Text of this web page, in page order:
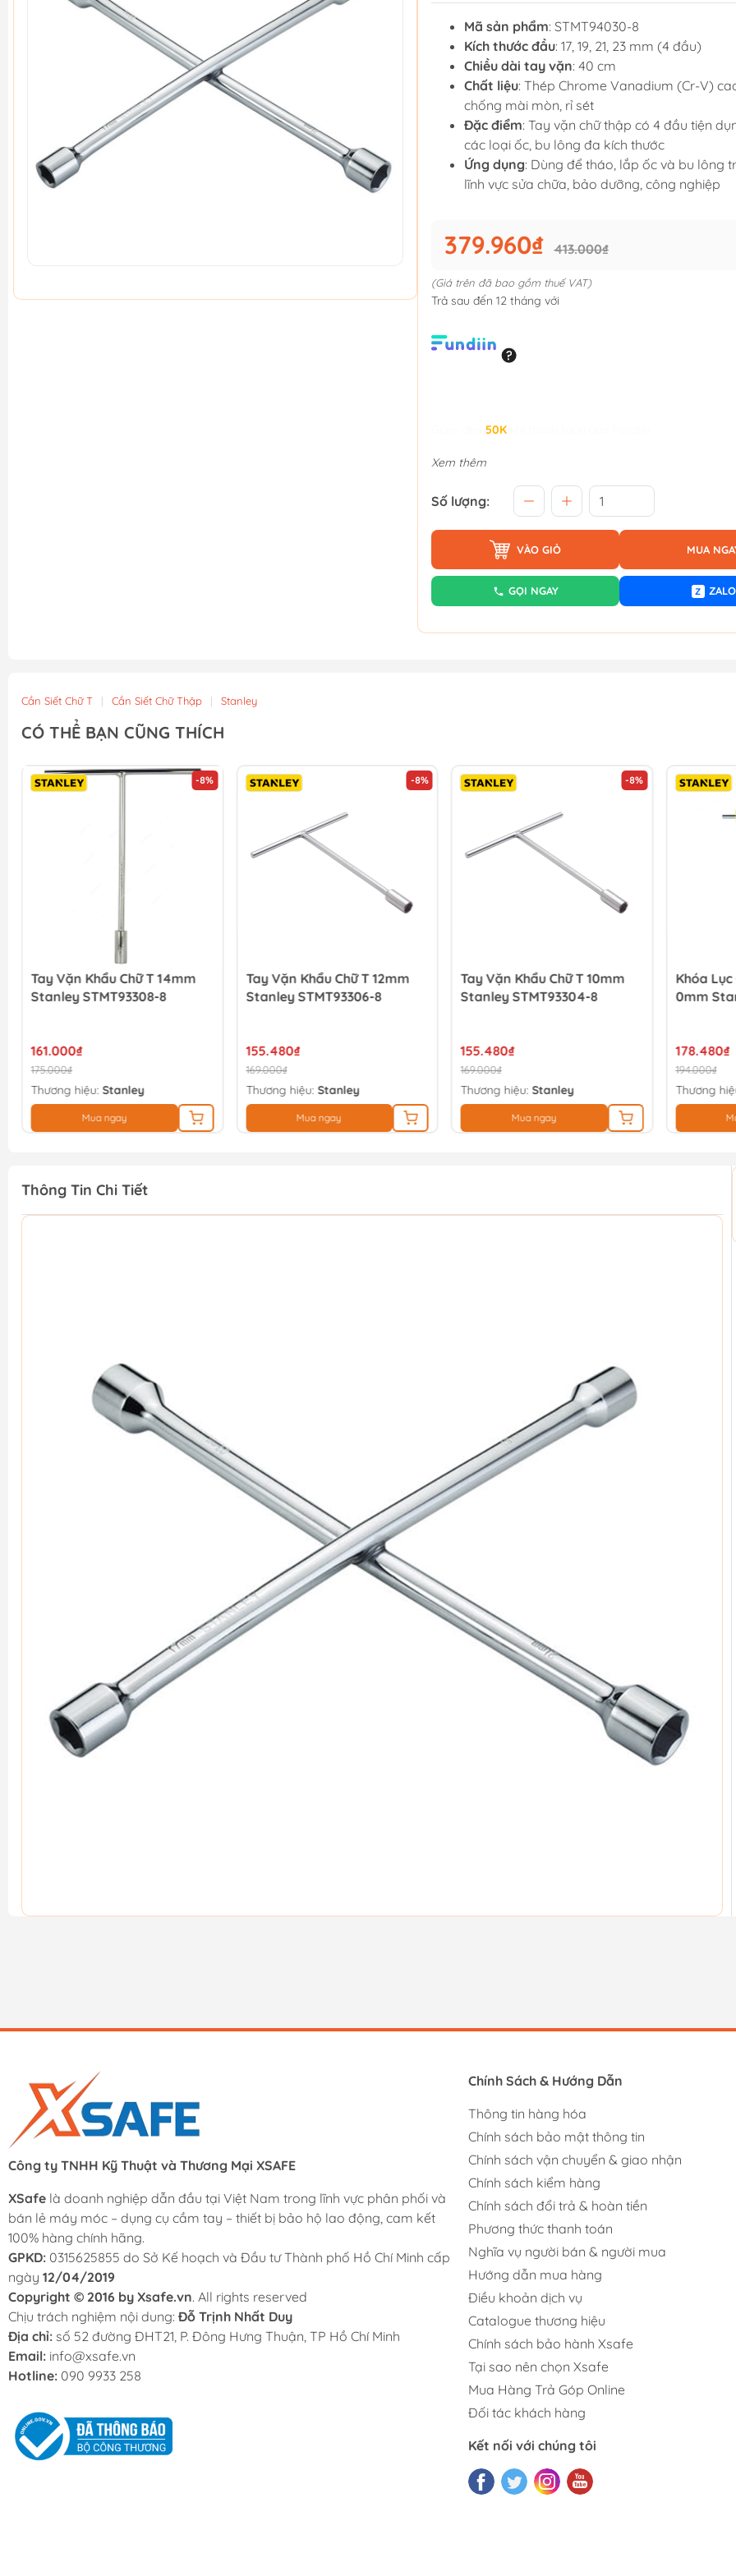
Mã sản phẩm: STMT94030-8
Kích thước đầu: 17, 19, 21, 23 mm (4 đầu)
Chiều dài tay vặn: 40 cm
Chất liệu: Thép Chrome Vanadium (Cr-V)
chống mài mòn, rỉ sét
Đặc điểm: Tay vặn chữ thập có 4 đầu tiện
các loại ốc, bu lông đa kích thước
Ứng dụng: Dùng để tháo, lắp ốc và bu lông
lĩnh vực sửa chữa, bảo dưỡng, công nghiệp
379.960₫ 413.000₫
(Giá trên đã bao gồm thuế VAT)
Trả sau đến 12 tháng với
50K
Xem thêm
Số lượng:
VÀO GIỎ MUA
GỌI NGAY Z ZALO
Cần Siết Chữ T | Cần Siết Chữ Thập | Stanley
CÓ THỂ BẠN CŨNG THÍCH
-8%
Tay Vặn Khẩu Chữ T 14mm
Stanley STMT93308-8
161.000₫
175.000₫
Thương hiệu: Stanley
Mua ngay
-8%
Tay Vặn Khẩu Chữ T 12mm
Stanley STMT93306-8
155.480₫
169.000₫
Thương hiệu: Stanley
Mua ngay
-8%
Tay Vặn Khẩu Chữ T 10mm
Stanley STMT93304-8
155.480₫
169.000₫
Thương hiệu: Stanley
Mua ngay
Khóa Lục
0mm
178.480₫
194.000₫
Thương
Thông Tin Chi Tiết
Công ty TNHH Kỹ Thuật và Thương Mại XSAFE
XSafe là doanh nghiệp dẫn đầu tại Việt Nam trong lĩnh vực phân phối và
bán lẻ máy móc – dụng cụ cầm tay – thiết bị bảo hộ lao động, cam kết
100% hàng chính hãng.
GPKD: 0315625855 do Sở Kế hoạch và Đầu tư Thành phố Hồ Chí Minh cấp
ngày 12/04/2019
Copyright © 2016 by Xsafe.vn. All rights reserved
Chịu trách nghiệm nội dung: Đỗ Trịnh Nhất Duy
Địa chỉ: số 52 đường ĐHT21, P. Đông Hưng Thuận, TP Hồ Chí Minh
Email: info@xsafe.vn
Hotline: 090 9933 258
Chính Sách & Hướng Dẫn
Thông tin hàng hóa
Chính sách bảo mật thông tin
Chính sách vận chuyển & giao nhận
Chính sách kiểm hàng
Chính sách đổi trả & hoàn tiền
Phương thức thanh toán
Nghĩa vụ người bán & người mua
Hướng dẫn mua hàng
Điều khoản dịch vụ
Catalogue thương hiệu
Chính sách bảo hành Xsafe
Tại sao nên chọn Xsafe
Mua Hàng Trả Góp Online
Đối tác khách hàng
Kết nối với chúng tôi